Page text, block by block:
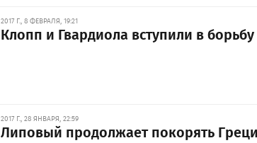
2017 Г., 8 ФЕВРАЛЯ, 19:21
Клопп и Гвардиола вступили в
2017 Г., 28 ЯНВАРЯ, 22:59
Липовый продолжает покорять